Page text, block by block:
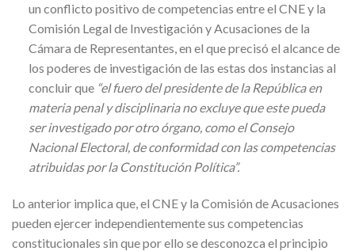
un conflicto positivo de competencias entre el CNE y la
Comisión Legal de Investigación y Acusaciones de la
Cámara de Representantes, en el que precisó el alcance de
los poderes de investigación de las estas dos instancias al
concluir que “el fuero del presidente de la República en
materia penal y disciplinaria no excluye que este pueda
ser investigado por otro órgano, como el Consejo
Nacional Electoral, de conformidad con las competencias
atribuidas por la Constitución Política”.
Lo anterior implica que, el CNE y la Comisión de Acusaciones
pueden ejercer independientemente sus competencias
constitucionales sin que por ello se desconozca el principio